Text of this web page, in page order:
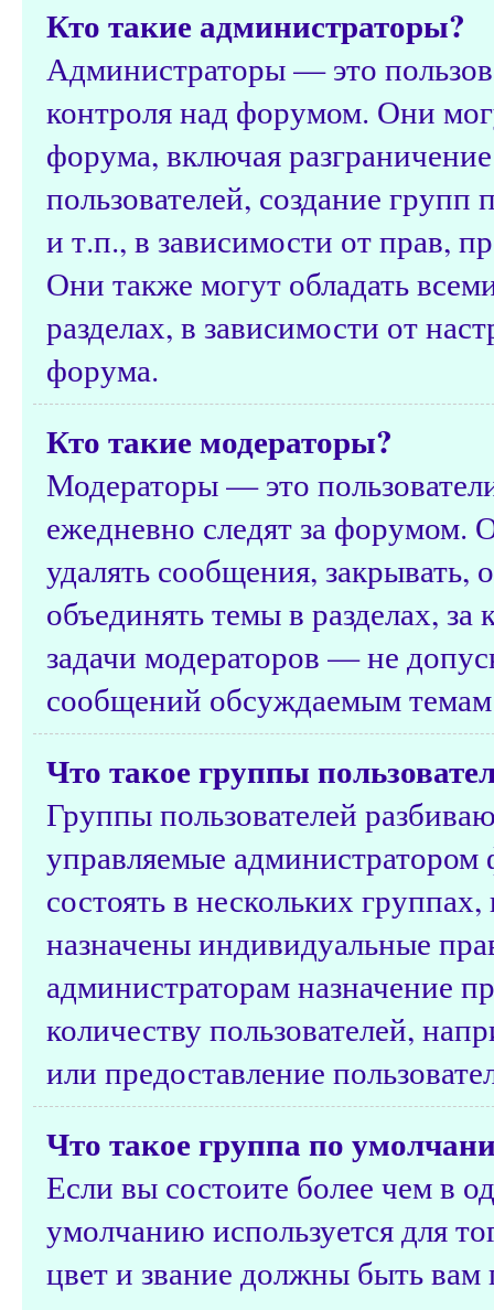
Кто такие администраторы?
Администраторы — это
контроля над форумом. Они
форума, включая
пользователей, создание групп
и т.п., в зависимости от прав,
Они также могут обладать
разделах, в зависимости от
форума.
Кто такие модераторы?
Модераторы — это
ежедневно следят за форумом.
удалять сообщения, закрывать,
объединять темы в разделах,
задачи модераторов — не
сообщений обсуждаемым
Что такое группы
Группы пользователей
управляемые
состоять в нескольких
назначены индивидуальные
администраторам назначение
количеству пользователей,
или предоставление
Что такое группа по
Если вы состоите более чем в
умолчанию используется для
цвет и звание должны быть